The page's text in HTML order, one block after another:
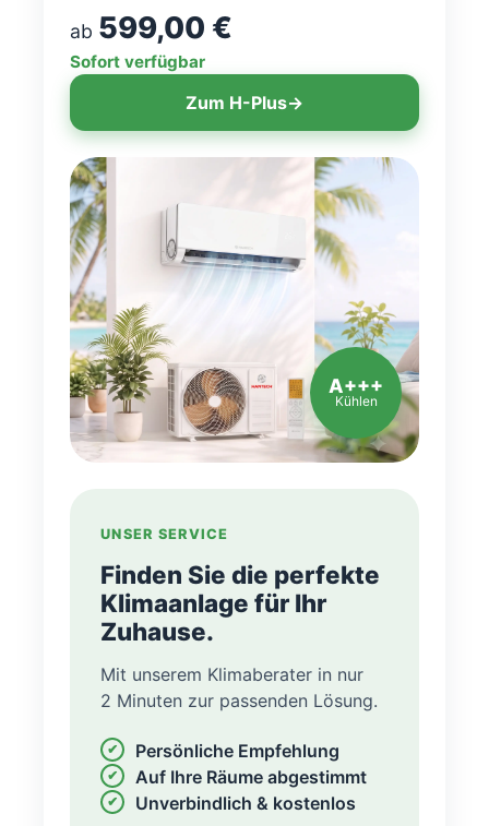
ab 599,00 €
Sofort verfügbar
Zum H-Plus→
A+++
Kühlen
UNSER SERVICE
Finden Sie die perfekte
Klimaanlage für Ihr
Zuhause.
Mit unserem Klimaberater in nur
2 Minuten zur passenden Lösung.
Persönliche Empfehlung
Auf Ihre Räume abgestimmt
Unverbindlich & kostenlos